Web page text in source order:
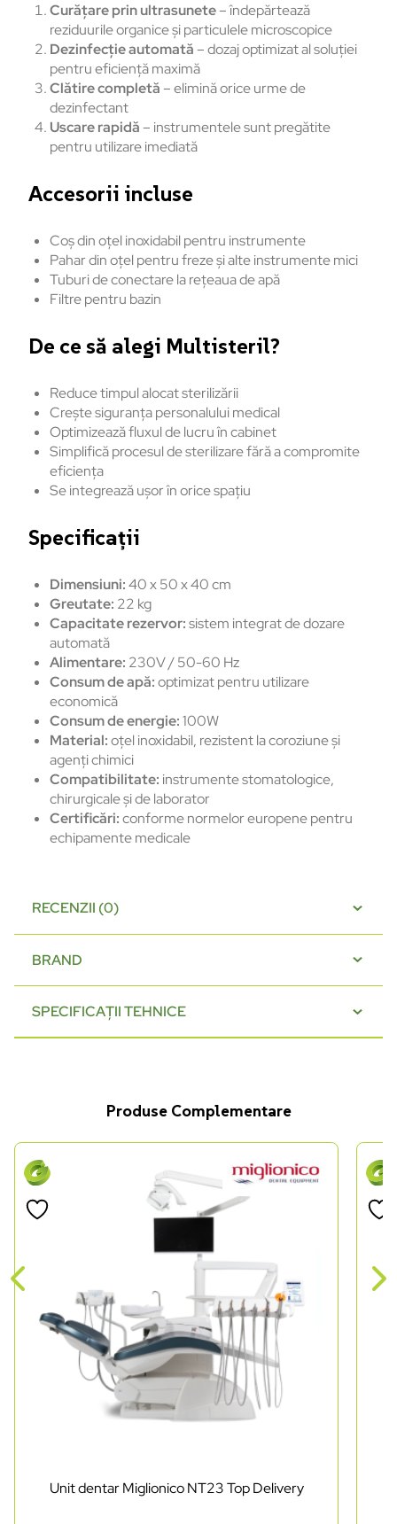
Curățare prin ultrasunete– îndepărtează
reziduurile organice și particulele microscopice
Dezinfecție automată– dozaj optimizat al soluției
pentru eficiență maximă
Clătire completă– elimină orice urme de
dezinfectant
Uscare rapidă– instrumentele sunt pregătite
pentru utilizare imediată
Accesorii incluse
Coș din oțel inoxidabil pentru instrumente
Pahar din oțel pentru freze și alte instrumente mici
Tuburi de conectare la rețeaua de apă
Filtre pentru bazin
De ce să alegi Multisteril?
Reduce timpul alocat sterilizării
Crește siguranța personalului medical
Optimizează fluxul de lucru în cabinet
Simplifică procesul de sterilizare fără a compromite
eficiența
Se integrează ușor în orice spațiu
Specificații
Dimensiuni:40 x 50 x 40 cm
Greutate: 22 kg
Capacitate rezervor:sistem integrat de dozare
automată
Alimentare: 230V / 50-60 Hz
Consum de apă:optimizat pentru utilizare
economică
Consum de energie:100W
Material:oțel inoxidabil, rezistent la coroziune și
agenți chimici
Compatibilitate: instrumente stomatologice,
chirurgicale și de laborator
Certificări:conforme normelor europene pentru
echipamente medicale
RECENZII (0)
BRAND
SPECIFICAȚII TEHNICE
Produse Complementare
Unit dentar Miglionico NT23 Top Delivery